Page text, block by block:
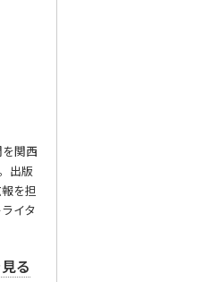
関西
出版
を担
イタ
る